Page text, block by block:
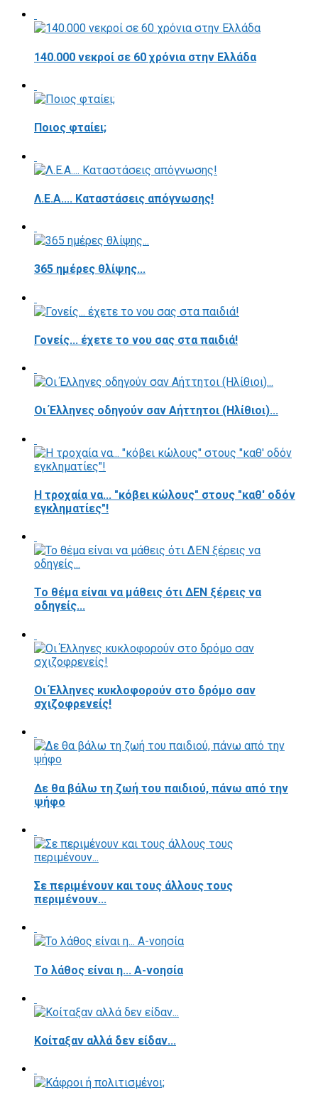
140.000 νεκροί σε 60 χρόνια στην Ελλάδα
Ποιος φταίει;
Λ.Ε.Α.... Καταστάσεις απόγνωσης!
365 ημέρες θλίψης...
Γονείς... έχετε το νου σας στα παιδιά!
Οι Έλληνες οδηγούν σαν Αήττητοι (Ηλίθιοι)...
Η τροχαία να... "κόβει κώλους" στους "καθ' οδόν
εγκληματίες"!
Το θέμα είναι να μάθεις ότι ΔΕΝ ξέρεις να
οδηγείς...
Οι Έλληνες κυκλοφορούν στο δρόμο σαν
σχιζοφρενείς!
Δε θα βάλω τη ζωή του παιδιού, πάνω από την
ψήφο
Σε περιμένουν και τους άλλους τους
περιμένουν...
Το λάθος είναι η... Α-νοησία
Κοίταξαν αλλά δεν είδαν...